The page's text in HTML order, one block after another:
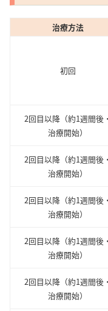
治療方法
初回
2回目以降（約1週間後・
治療開始）
2回目以降（約1週間後・
治療開始）
2回目以降（約1週間後・
治療開始）
2回目以降（約1週間後・
治療開始）
2回目以降（約1週間後・
治療開始）